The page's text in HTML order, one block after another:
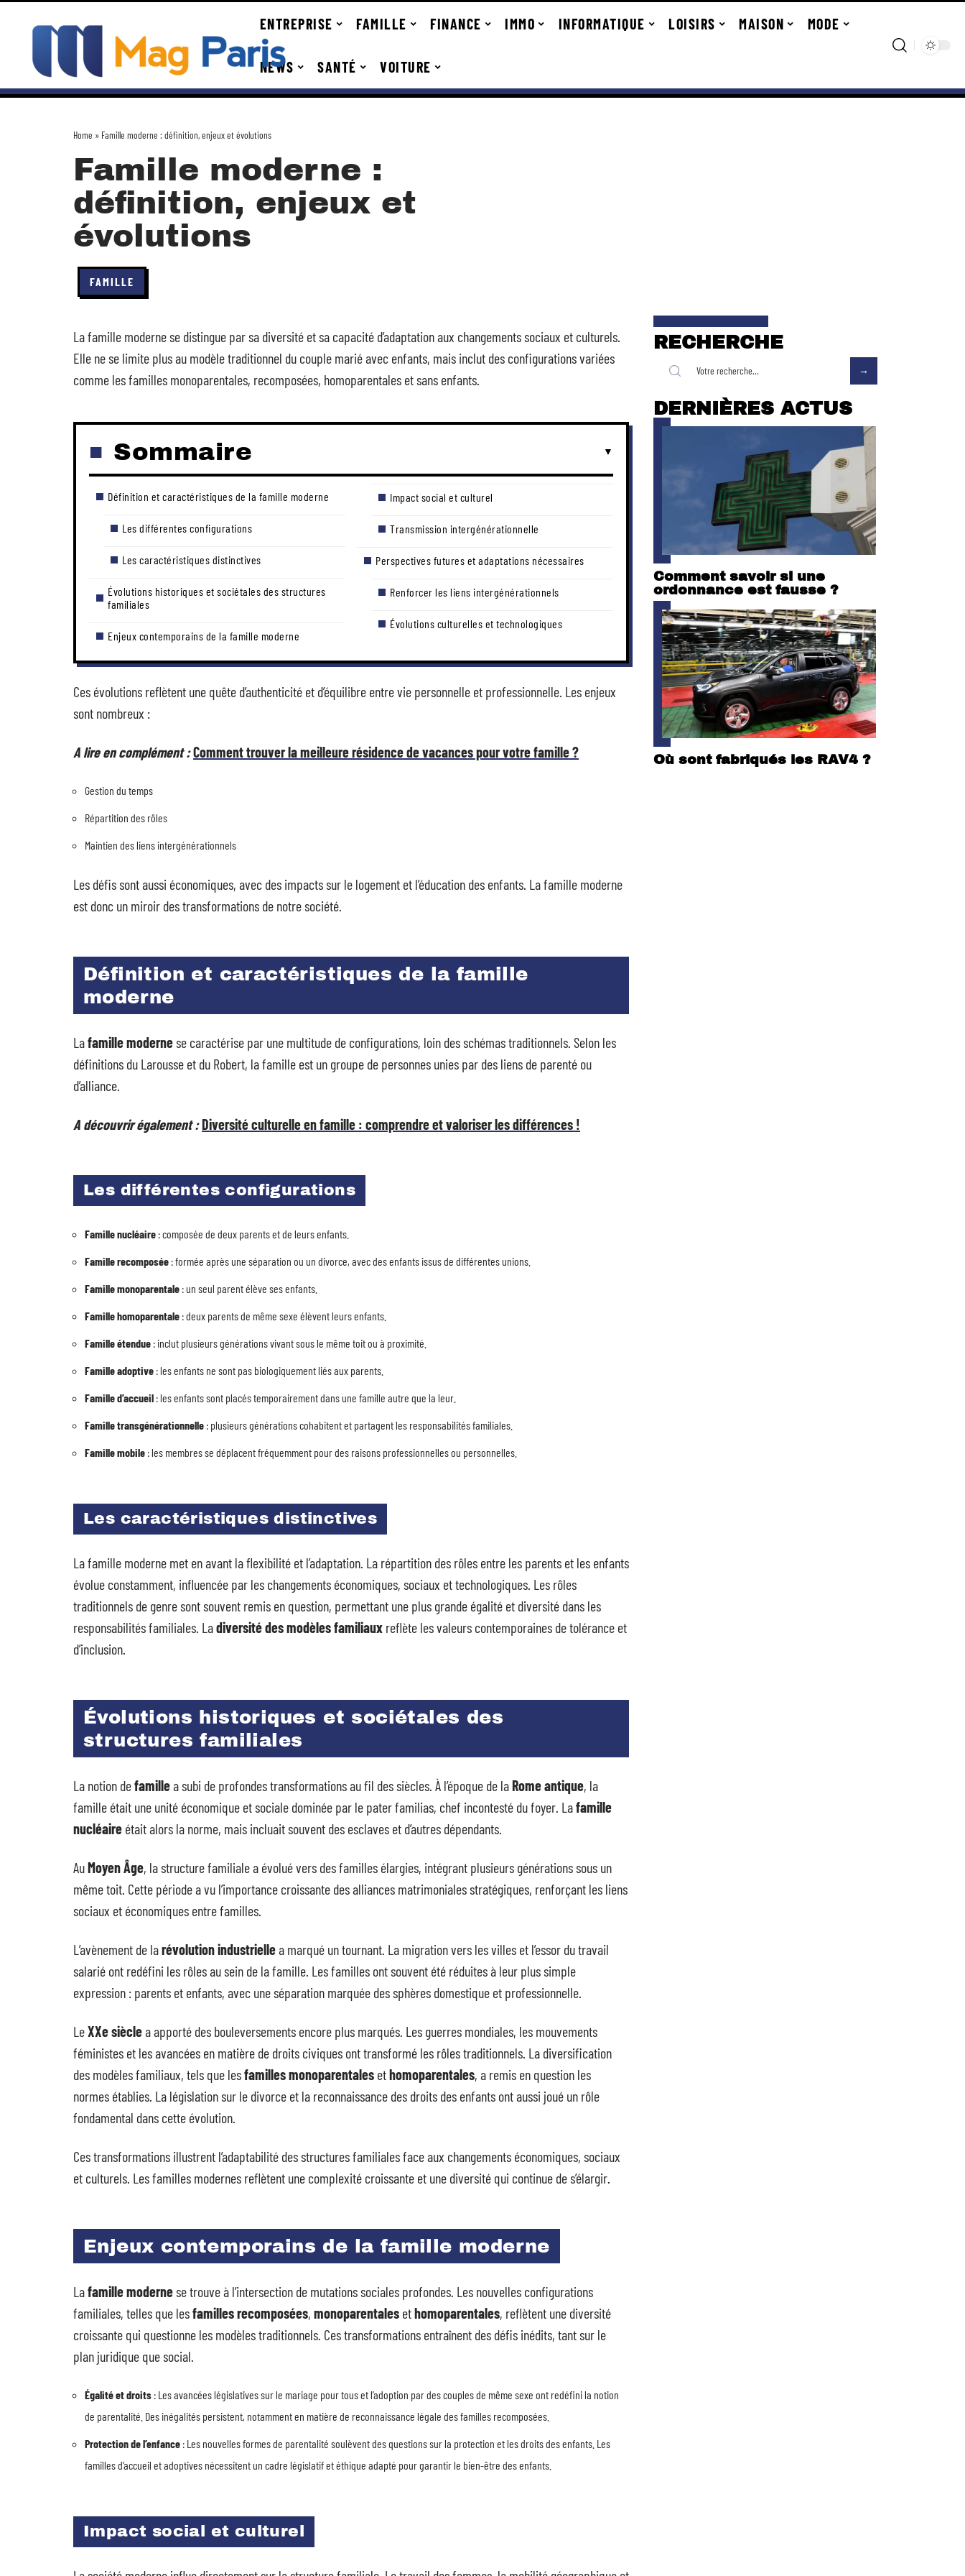
ENTREPRISE FAMILLE FINANCE IMMO INFORMATIQUE LOISIRS MAISON MODE
NEWS SANTÉ VOITURE
Home » Famille moderne : définition, enjeux et évolutions
Famille moderne :
définition, enjeux et
évolutions
FAMILLE
La famille moderne se distingue par sa diversité et sa capacité d’adaptation aux changements sociaux et culturels.
Elle ne se limite plus au modèle traditionnel du couple marié avec enfants, mais inclut des configurations variées
comme les familles monoparentales, recomposées, homoparentales et sans enfants.
Sommaire
Définition et caractéristiques de la famille moderne
Les différentes configurations
Les caractéristiques distinctives
Évolutions historiques et sociétales des structures
familiales
Enjeux contemporains de la famille moderne
Impact social et culturel
Transmission intergénérationnelle
Perspectives futures et adaptations nécessaires
Renforcer les liens intergénérationnels
Évolutions culturelles et technologiques
Ces évolutions reflètent une quête d’authenticité et d’équilibre entre vie personnelle et professionnelle. Les enjeux
sont nombreux :
A lire en complément :Comment trouver la meilleure résidence de vacances pour votre famille ?
Gestion du temps
Répartition des rôles
Maintien des liens intergénérationnels
Les défis sont aussi économiques, avec des impacts sur le logement et l’éducation des enfants. La famille moderne
est donc un miroir des transformations de notre société.
Définition et caractéristiques de la famille
moderne
Lafamille modernese caractérise par une multitude de configurations, loin des schémas traditionnels. Selon les
définitions du Larousse et du Robert, la famille est un groupe de personnes unies par des liens de parenté ou
d’alliance.
A découvrir également :Diversité culturelle en famille : comprendre et valoriser les différences !
Les différentes configurations
Famille nucléaire : composée de deux parents et de leurs enfants.
Famille recomposée : formée après une séparation ou un divorce, avec des enfants issus de différentes unions.
Famille monoparentale : un seul parent élève ses enfants.
Famille homoparentale : deux parents de même sexe élèvent leurs enfants.
Famille étendue : inclut plusieurs générations vivant sous le même toit ou à proximité.
Famille adoptive : les enfants ne sont pas biologiquement liés aux parents.
Famille d’accueil : les enfants sont placés temporairement dans une famille autre que la leur.
Famille transgénérationnelle : plusieurs générations cohabitent et partagent les responsabilités familiales.
Famille mobile : les membres se déplacent fréquemment pour des raisons professionnelles ou personnelles.
Les caractéristiques distinctives
La famille moderne met en avant la flexibilité et l’adaptation. La répartition des rôles entre les parents et les enfants
évolue constamment, influencée par les changements économiques, sociaux et technologiques. Les rôles
traditionnels de genre sont souvent remis en question, permettant une plus grande égalité et diversité dans les
responsabilités familiales. Ladiversité des modèles familiaux reflète les valeurs contemporaines de tolérance et
d’inclusion.
Évolutions historiques et sociétales des
structures familiales
La notion defamillea subi de profondes transformations au fil des siècles. À l’époque de laRome antique, la
famille était une unité économique et sociale dominée par le pater familias, chef incontesté du foyer. Lafamille
nucléaire était alors la norme, mais incluait souvent des esclaves et d’autres dépendants.
AuMoyen Âge, la structure familiale a évolué vers des familles élargies, intégrant plusieurs générations sous un
même toit. Cette période a vu l’importance croissante des alliances matrimoniales stratégiques, renforçant les liens
sociaux et économiques entre familles.
L’avènement de larévolution industriellea marqué un tournant. La migration vers les villes et l’essor du travail
salarié ont redéfini les rôles au sein de la famille. Les familles ont souvent été réduites à leur plus simple
expression : parents et enfants, avec une séparation marquée des sphères domestique et professionnelle.
LeXXe sièclea apporté des bouleversements encore plus marqués. Les guerres mondiales, les mouvements
féministes et les avancées en matière de droits civiques ont transformé les rôles traditionnels. La diversification
des modèles familiaux, tels que lesfamilles monoparentales ethomoparentales, a remis en question les
normes établies. La législation sur le divorce et la reconnaissance des droits des enfants ont aussi joué un rôle
fondamental dans cette évolution.
Ces transformations illustrent l’adaptabilité des structures familiales face aux changements économiques, sociaux
et culturels. Les familles modernes reflètent une complexité croissante et une diversité qui continue de s’élargir.
Enjeux contemporains de la famille moderne
Lafamille modernese trouve à l’intersection de mutations sociales profondes. Les nouvelles configurations
familiales, telles que lesfamilles recomposées, monoparentales ethomoparentales, reflètent une diversité
croissante qui questionne les modèles traditionnels. Ces transformations entraînent des défis inédits, tant sur le
plan juridique que social.
Égalité et droits : Les avancées législatives sur le mariage pour tous et l’adoption par des couples de même sexe ont redéfini la notion
de parentalité. Des inégalités persistent, notamment en matière de reconnaissance légale des familles recomposées.
Protection de l’enfance : Les nouvelles formes de parentalité soulèvent des questions sur la protection et les droits des enfants. Les
familles d’accueil et adoptives nécessitent un cadre législatif et éthique adapté pour garantir le bien-être des enfants.
Impact social et culturel
RECHERCHE
DERNIÈRES ACTUS
Comment savoir si une
ordonnance est fausse ?
Où sont fabriqués les RAV4 ?